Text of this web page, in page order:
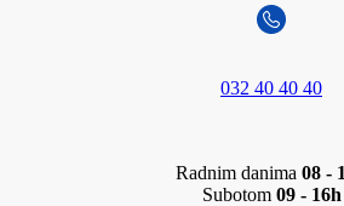
032 40 40 40
Radnim danima 08 -
Subotom 09 - 16h